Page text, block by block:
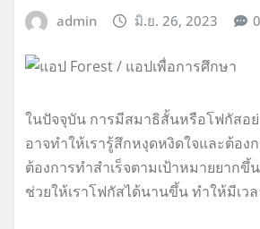
admin มิ.ย. 26, 2023 0
ในปัจจุบัน การมีสมาธิสั้นหรือโฟกัสอ
อาจทำให้เรารู้สึกหงุดหงิดใจและต้อ
ต้องการทำสำเร็จตามเป้าหมายยาก
ช่วยให้เราโฟกัสได้นานขึ้น ทำให้มีเ